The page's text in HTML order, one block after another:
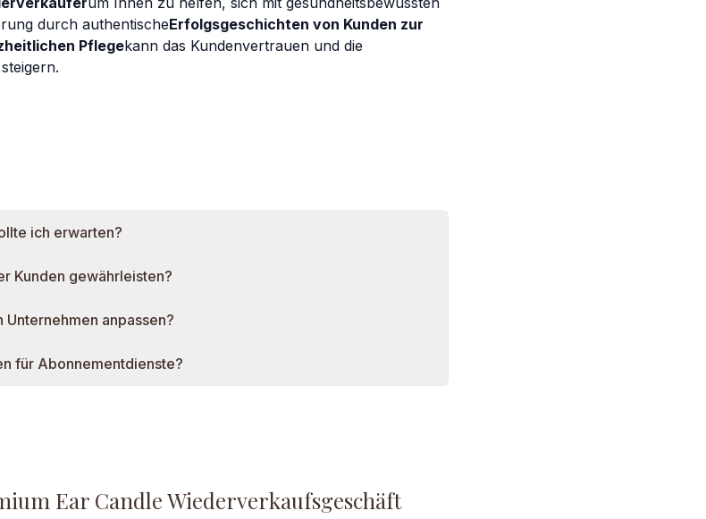
durch authentischeErfolgsgeschichten von Kunden zur
Pflegekann das Kundenvertrauen und die
ich erwarten?
Kunden gewährleisten?
anpassen?
für Abonnementdienste?
Ear Candle Wiederverkaufsgeschäft